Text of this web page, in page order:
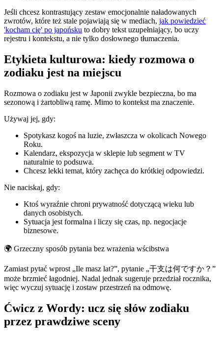
Jeśli chcesz kontrastujący zestaw emocjonalnie naładowanych
zwrotów, które też stale pojawiają się w mediach, jak powiedzieć
'kocham cię' po japońsku to dobry tekst uzupełniający, bo uczy
rejestru i kontekstu, a nie tylko dosłownego tłumaczenia.
Etykieta kulturowa: kiedy rozmowa o
zodiaku jest na miejscu
Rozmowa o zodiaku jest w Japonii zwykle bezpieczna, bo ma
sezonową i żartobliwą ramę. Mimo to kontekst ma znaczenie.
Używaj jej, gdy:
Spotykasz kogoś na luzie, zwłaszcza w okolicach Nowego
Roku.
Kalendarz, ekspozycja w sklepie lub segment w TV
naturalnie to podsuwa.
Chcesz lekki temat, który zachęca do krótkiej odpowiedzi.
Nie naciskaj, gdy:
Ktoś wyraźnie chroni prywatność dotyczącą wieku lub
danych osobistych.
Sytuacja jest formalna i liczy się czas, np. negocjacje
biznesowe.
🌍 Grzeczny sposób pytania bez wrażenia wścibstwa
Zamiast pytać wprost „Ile masz lat?”, pytanie „干支は何ですか？”
może brzmieć łagodniej. Nadal jednak sugeruje przedział rocznika,
więc wyczuj sytuację i zostaw przestrzeń na odmowę.
Ćwicz z Wordy: ucz się słów zodiaku
przez prawdziwe sceny